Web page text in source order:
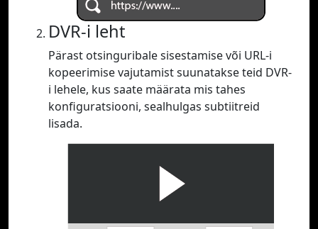
DVR-i leht
Pärast otsinguribale sisestamise või URL-i
kopeerimise vajutamist suunatakse teid DVR-
i lehele, kus saate määrata mis tahes
konfiguratsiooni, sealhulgas subtiitreid
lisada.